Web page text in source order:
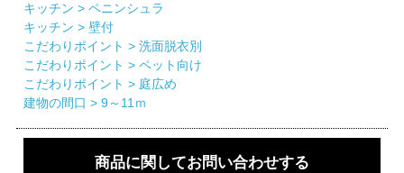
キッチン > ペニンシュラ
キッチン > 壁付
こだわりポイント > 洗面脱衣別
こだわりポイント > ペット向け
こだわりポイント > 庭広め
建物の間口 > 9～11ｍ
商品に関してお問い合わせする